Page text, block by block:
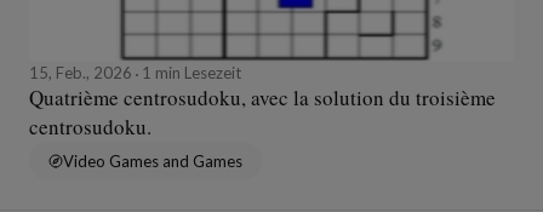
15, Feb., 2026 1 min Lesezeit
Quatrième centrosudoku, avec la solution du troisième
centrosudoku.
Video Games and Games